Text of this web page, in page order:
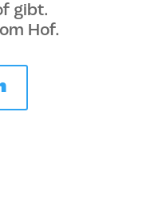
gibt.
Hof.